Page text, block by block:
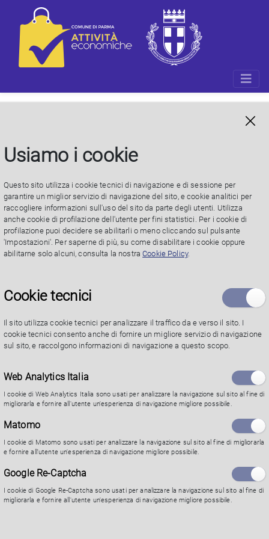
Usiamo i cookie
Questo sito utilizza i cookie tecnici di navigazione e di sessione per
garantire un miglior servizio di navigazione del sito, e cookie analitici per
raccogliere informazioni sull'uso del sito da parte degli utenti. Utilizza
anche cookie di profilazione dell'utente per fini statistici. Per i cookie di
profilazione puoi decidere se abilitarli o meno cliccando sul pulsante
'Impostazioni'. Per saperne di più, su come disabilitare i cookie oppure
abilitarne solo alcuni, consulta la nostraCookie Policy.
Cookie tecnici
Il sito utilizza cookie tecnici per analizzare il traffico da e verso il sito. I
cookie tecnici consento anche di fornire un migliore servizio di navigazione
sul sito, e raccolgono informazioni di navigazione a questo scopo.
Web Analytics Italia
I cookie di Web Analytics Italia sono usati per analizzare la navigazione sul sito al fine di
migliorarla e fornire all'utente un'esperienza di navigazione migliore possibile.
Matomo
I cookie di Matomo sono usati per analizzare la navigazione sul sito al fine di migliorarla
e fornire all'utente un'esperienza di navigazione migliore possibile.
Google Re-Captcha
I cookie di Google Re-Captcha sono usati per analizzare la navigazione sul sito al fine di
migliorarla e fornire all'utente un'esperienza di navigazione migliore possibile.
Struttura organizzativa
SETTORE SVILUPPO ECONOMICO
Ing. Nicola Ferioli
Predisposizione e gestione del Piano
Urbanistico Generale (PUG) e degli strumenti di
pianificazione urbanistica generale comunali e
loro varianti